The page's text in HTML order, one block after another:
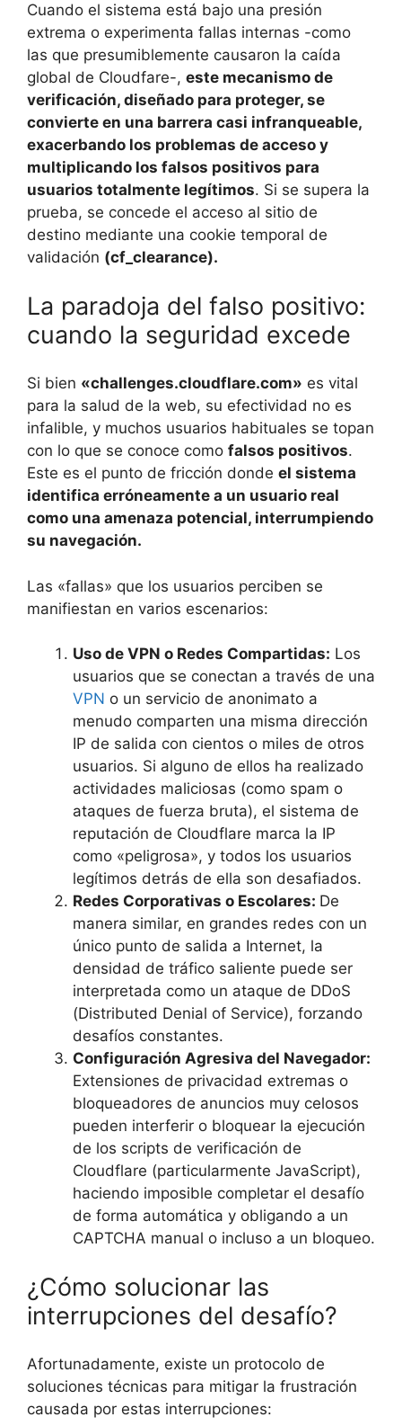
Cuando el sistema está bajo una presión
extrema o experimenta fallas internas -como
las que presumiblemente causaron la caída
global de Cloudfare-, este mecanismo de
verificación, diseñado para proteger, se
convierte en una barrera casi infranqueable,
exacerbando los problemas de acceso y
multiplicando los falsos positivos para
usuarios totalmente legítimos. Si se supera la
prueba, se concede el acceso al sitio de
destino mediante una cookie temporal de
validación (cf_clearance).
La paradoja del falso positivo:
cuando la seguridad excede
Si bien «challenges.cloudflare.com» es vital
para la salud de la web, su efectividad no es
infalible, y muchos usuarios habituales se topan
con lo que se conoce como falsos positivos.
Este es el punto de fricción donde el sistema
identifica erróneamente a un usuario real
como una amenaza potencial, interrumpiendo
su navegación.
Las «fallas» que los usuarios perciben se
manifiestan en varios escenarios:
Uso de VPN o Redes Compartidas: Los
usuarios que se conectan a través de una
VPN o un servicio de anonimato a
menudo comparten una misma dirección
IP de salida con cientos o miles de otros
usuarios. Si alguno de ellos ha realizado
actividades maliciosas (como spam o
ataques de fuerza bruta), el sistema de
reputación de Cloudflare marca la IP
como «peligrosa», y todos los usuarios
legítimos detrás de ella son desafiados.
Redes Corporativas o Escolares: De
manera similar, en grandes redes con un
único punto de salida a Internet, la
densidad de tráfico saliente puede ser
interpretada como un ataque de DDoS
(Distributed Denial of Service), forzando
desafíos constantes.
Configuración Agresiva del Navegador:
Extensiones de privacidad extremas o
bloqueadores de anuncios muy celosos
pueden interferir o bloquear la ejecución
de los scripts de verificación de
Cloudflare (particularmente JavaScript),
haciendo imposible completar el desafío
de forma automática y obligando a un
CAPTCHA manual o incluso a un bloqueo.
¿Cómo solucionar las
interrupciones del desafío?
Afortunadamente, existe un protocolo de
soluciones técnicas para mitigar la frustración
causada por estas interrupciones: